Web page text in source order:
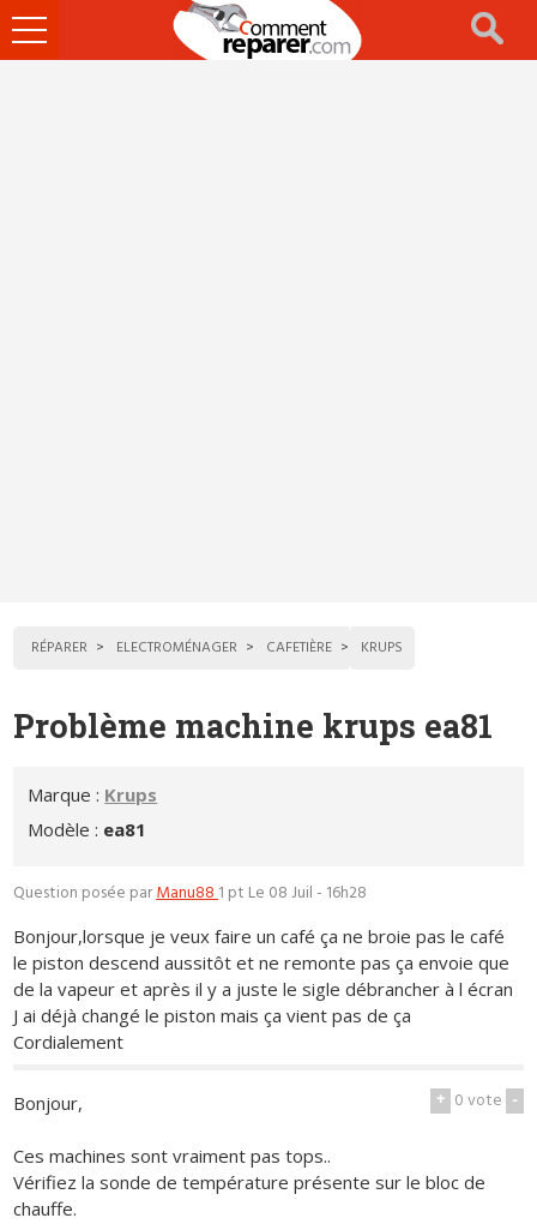
Ouvrir
le
RÉPARER ELECTROMÉNAGER CAFETIÈRE KRUPS
Problème machine krups ea81
Marque : Krups
Modèle : ea81
Question posée parManu881 pt Le 08 Juil - 16h28
Bonjour,lorsque je veux faire un café ça ne broie pas le café
le piston descend aussitôt et ne remonte pas ça envoie que
de la vapeur et après il y a juste le sigle débrancher à l écran
J ai déjà changé le piston mais ça vient pas de ça
Cordialement
+ 0vote -
Bonjour,
Ces machines sont vraiment pas tops..
Vérifiez la sonde de température présente sur le bloc de
chauffe.